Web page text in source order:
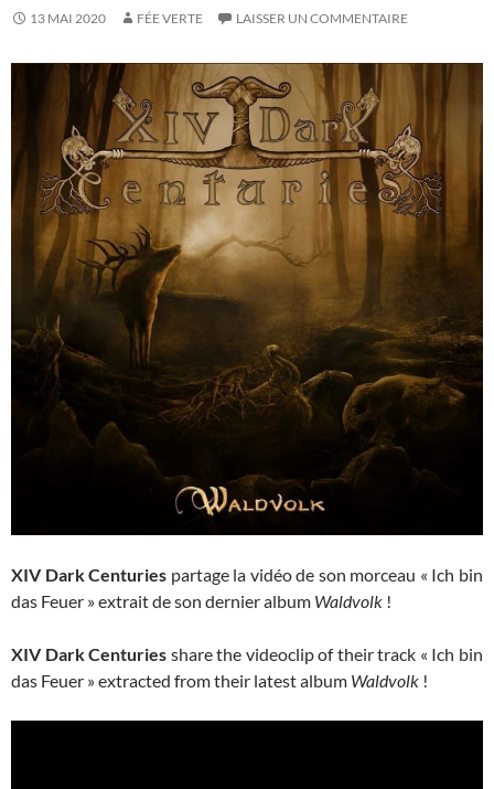
13 MAI 2020 FÉE VERTE LAISSER UN COMMENTAIRE
XIV Dark Centuries partage la vidéo de son morceau « Ich bin
das Feuer » extrait de son dernier album Waldvolk !
XIV Dark Centuries share the videoclip of their track « Ich bin
das Feuer » extracted from their latest album Waldvolk !